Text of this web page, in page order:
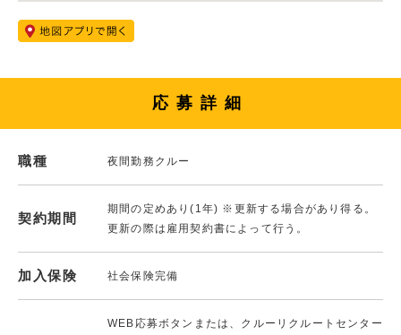
応募詳細
職種 夜間勤務クルー
契約期間
期間の定めあり(1年) ※更新する場合があり得る。
更新の際は雇用契約書によって行う。
加入保険 社会保険完備
WEB応募ボタンまたは、クルーリクルートセンター